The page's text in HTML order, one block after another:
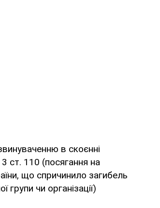
в скоєнні
ст. 110 (посягання на
що спричинило загибель
чи організації)